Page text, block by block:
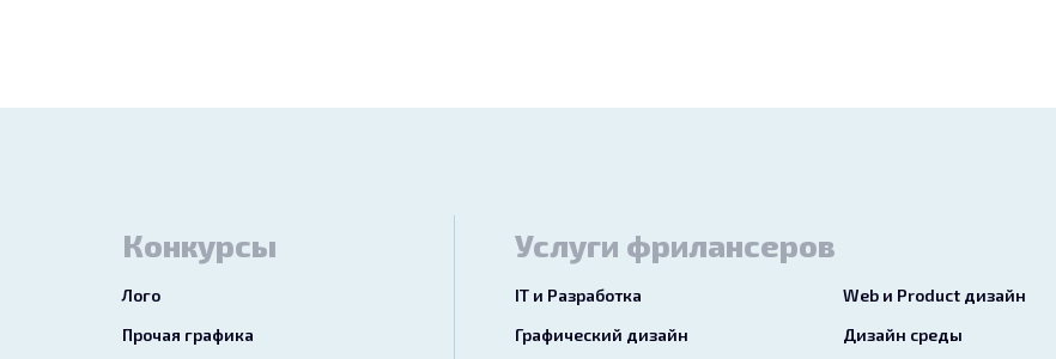
Конкурсы
Лого
Прочая графика
Услуги фрилансеров
IT и Разработка
Web и Product дизайн
Графический дизайн
Дизайн среды